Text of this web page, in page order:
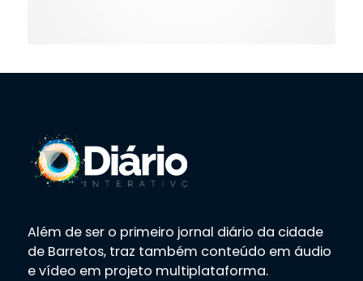
Além de ser o primeiro jornal diário da cidade
de Barretos, traz também conteúdo em áudio
e vídeo em projeto multiplataforma.